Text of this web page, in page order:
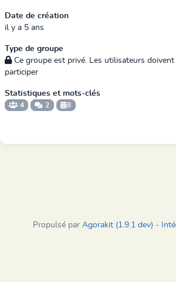
Date de création
il y a 5 ans
Type de groupe
Ce groupe est privé. Les utilisateurs
participer
Statistiques et mots-clés
4 2 8
Propulsé par Agorakit (1.9.1 dev) -